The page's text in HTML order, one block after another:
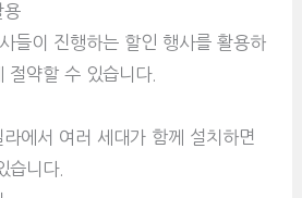
용
들이 진행하는 할인 행사를 활용하
절약할 수 있습니다.
에서 여러 세대가 함께 설치하면
습니다.